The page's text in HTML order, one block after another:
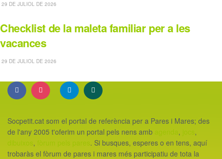
29 DE JULIOL DE 2026
Checklist de la maleta familiar per a les
vacances
29 DE JULIOL DE 2026
Socpetit.cat som el portal de referència per a Pares i Mares; des
de l'any 2005 t'oferim un portal pels nens amb
,
,
,
. Si busques, esperes o en tens, aquí
trobaràs el fòrum de pares i mares més participatiu de tota la